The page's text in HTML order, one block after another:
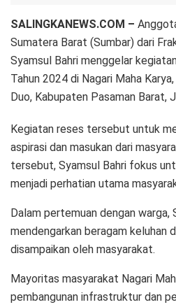
SALINGKANEWS.COM –
Sumatera Barat (Sumbar) dari
Syamsul Bahri menggelar
Tahun 2024 di Nagari Maha
Duo, Kabupaten Pasaman Barat,
Kegiatan reses tersebut untuk
aspirasi dan masukan dari
tersebut, Syamsul Bahri fokus
menjadi perhatian utama
Dalam pertemuan dengan warga,
mendengarkan beragam keluhan
disampaikan oleh masyarakat.
Mayoritas masyarakat Nagari
pembangunan infrastruktur dan